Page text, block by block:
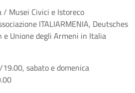
/ Musei Civici e Istoreco
ITALIARMENIA, Deutsches
Unione degli Armeni in Italia
sabato e domenica